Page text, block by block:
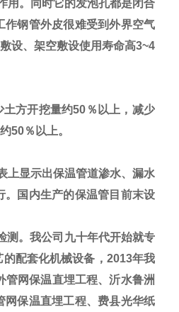
用。同时它的发泡孔都是闭合
作钢管外皮很难受到外界空气
设、架空敷设使用寿命高3~4
方开挖量约50％以上，减少
50％以上。
上显示出保温管道渗水、漏水
。国内生产的保温管目前末设
测。我公司九十年代开始就专
配套化机械设备，2013年我
网保温直埋工程、沂水鲁洲
网保温直埋工程、费县光华纸